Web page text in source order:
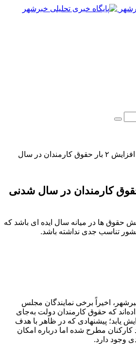
آیا افزایش ۲ بار حقوق کارمندان در سال
۲ بار حقوق کارمندان در سال شدنی
حقوق ها در میانه سال ایده ای باشد که
تناسب جدی نداشته باشد.
اخیراً برخی نمایندگان مجلس
که حقوق کارمندان دولت به‌جای
یابد؛ پیشنهادی که در ظاهر با هدف
مطرح شده اما درباره امکان
وجود دارد.